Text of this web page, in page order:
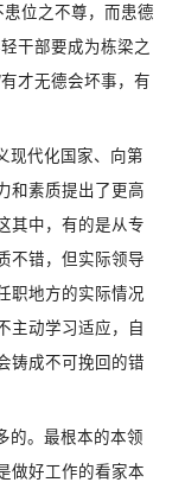
位之不尊，而患德
干部要成为栋梁之
才无德会坏事，有
现代化国家、向第
和素质提出了更高
其中，有的是从专
不错，但实际领导
职地方的实际情况
主动学习适应，自
铸成不可挽回的错
的。最根本的本领
做好工作的看家本